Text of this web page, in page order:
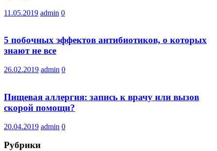
11.05.2019 admin 0
5 побочных эффектов антибиотиков, о которых
знают не все
26.02.2019 admin 0
Пищевая аллергия: запись к врачу или вызов
скорой помощи?
20.04.2019 admin 0
Рубрики